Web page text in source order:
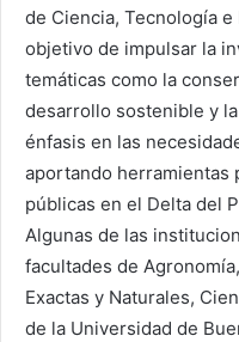
de Ciencia, Tecnología
objetivo de impulsar la
temáticas como la
desarrollo sostenible y
énfasis en las
aportando herramientas
públicas en el Delta del
Algunas de las
facultades de
Exactas y Naturales,
de la Universidad de